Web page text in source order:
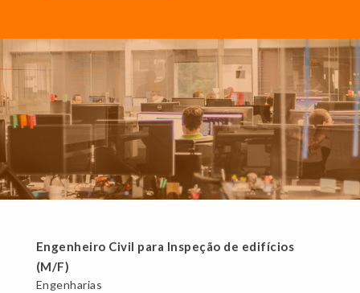
Engenheiro Civil para Inspeção de edifícios
(M/F)
Engenharias